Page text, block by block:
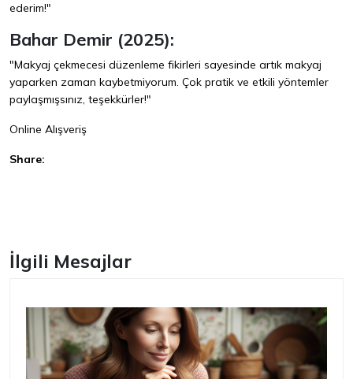
ederim!"
Bahar Demir (2025):
"Makyaj çekmecesi düzenleme fikirleri sayesinde artık makyaj
yaparken zaman kaybetmiyorum. Çok pratik ve etkili yöntemler
paylaşmışsınız, teşekkürler!"
Online Alışveriş
Share:
İlgili Mesajlar